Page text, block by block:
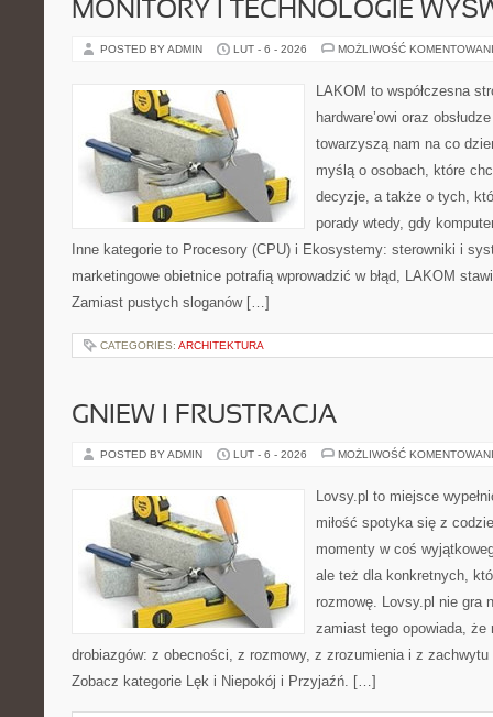
MONITORY I TECHNOLOGIE
POSTED BY ADMIN LUT - 6 - 2026 MOŻLIWOŚĆ
LAKOM to współczesna
hardware’owi oraz
towarzyszą nam na co
myślą o osobach, które
decyzje, a także o tych,
porady wtedy, gdy
Inne kategorie to Procesory (CPU) i Ekosystemy: sterowniki i
marketingowe obietnice potrafią wprowadzić w błąd, LAKOM
Zamiast pustych sloganów […]
CATEGORIES: ARCHITEKTURA
GNIEW I FRUSTRACJA
POSTED BY ADMIN LUT - 6 - 2026 MOŻLIWOŚĆ
Lovsy.pl to miejsce
miłość spotyka się z
momenty w coś
ale też dla konkretnych,
rozmowę. Lovsy.pl nie gra
zamiast tego opowiada,
drobiazgów: z obecności, z rozmowy, z zrozumienia i z
Zobacz kategorie Lęk i Niepokój i Przyjaźń. […]